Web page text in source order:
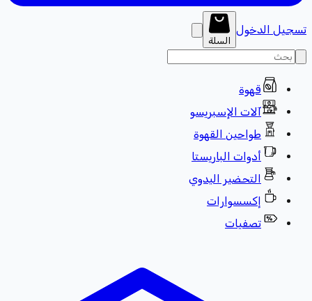
تسجيل الدخول
السلة
قهوة
آلات الإسبريسو
طواحين القهوة
أدوات الباريستا
التحضير اليدوي
إكسسوارات
تصفيات